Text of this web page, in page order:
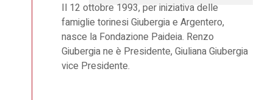
Il 12 ottobre 1993, per iniziativa delle
famiglie torinesi Giubergia e Argentero,
nasce la Fondazione Paideia. Renzo
Giubergia ne è Presidente, Giuliana Giubergia
vice Presidente.